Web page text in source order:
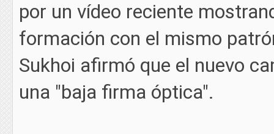
por un vídeo reciente
formación con el mismo
Sukhoi afirmó que el nuevo
una "baja firma óptica".